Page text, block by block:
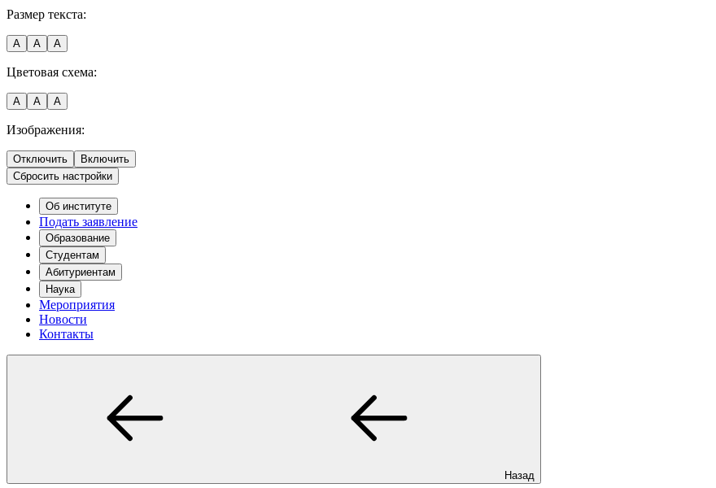
Размер текста:
A A A
Цветовая схема:
A A A
Изображения:
Отключить
Включить
Сбросить настройки
Об институте
Подать заявление
Образование
Студентам
Абитуриентам
Наука
Мероприятия
Новости
Контакты
Назад